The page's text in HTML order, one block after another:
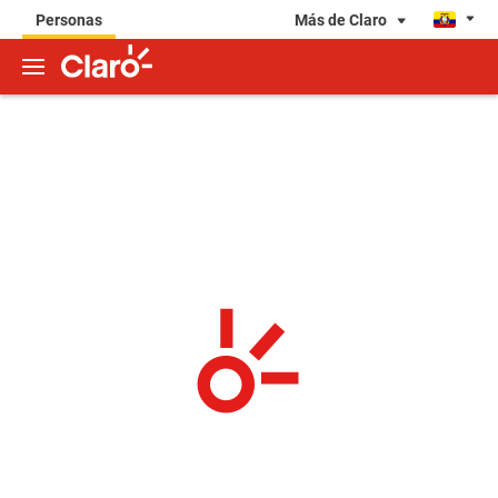
Personas Más de Claro